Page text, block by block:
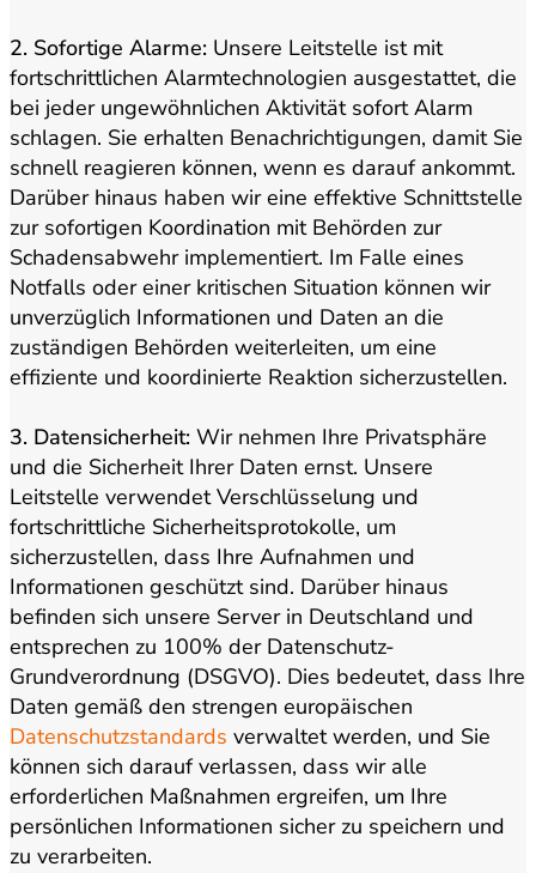
2. Sofortige Alarme: Unsere Leitstelle ist mit
fortschrittlichen Alarmtechnologien ausgestattet, die
bei jeder ungewöhnlichen Aktivität sofort Alarm
schlagen. Sie erhalten Benachrichtigungen, damit Sie
schnell reagieren können, wenn es darauf ankommt.
Darüber hinaus haben wir eine effektive Schnittstelle
zur sofortigen Koordination mit Behörden zur
Schadensabwehr implementiert. Im Falle eines
Notfalls oder einer kritischen Situation können wir
unverzüglich Informationen und Daten an die
zuständigen Behörden weiterleiten, um eine
effiziente und koordinierte Reaktion sicherzustellen.
3. Datensicherheit: Wir nehmen Ihre Privatsphäre
und die Sicherheit Ihrer Daten ernst. Unsere
Leitstelle verwendet Verschlüsselung und
fortschrittliche Sicherheitsprotokolle, um
sicherzustellen, dass Ihre Aufnahmen und
Informationen geschützt sind. Darüber hinaus
befinden sich unsere Server in Deutschland und
entsprechen zu 100% der Datenschutz-
Grundverordnung (DSGVO). Dies bedeutet, dass Ihre
Daten gemäß den strengen europäischen
Datenschutzstandards verwaltet werden, und Sie
können sich darauf verlassen, dass wir alle
erforderlichen Maßnahmen ergreifen, um Ihre
persönlichen Informationen sicher zu speichern und
zu verarbeiten.